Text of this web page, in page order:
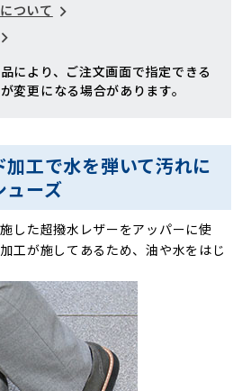
ついて
により、ご注文画面で指定できる
変更になる場合があります。
工で水を弾いて汚れに
ューズ
した超撥水レザーをアッパーに使
工が施してあるため、油や水をはじ